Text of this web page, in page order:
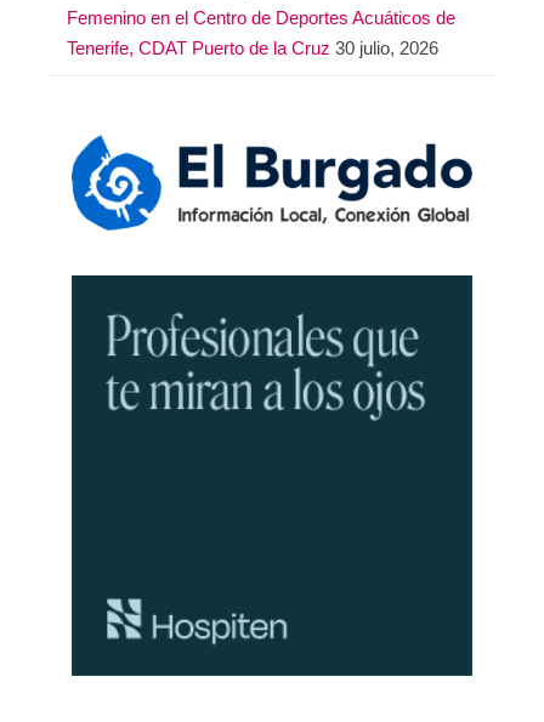
Femenino en el Centro de Deportes Acuáticos de
Tenerife, CDAT Puerto de la Cruz 30 julio, 2026